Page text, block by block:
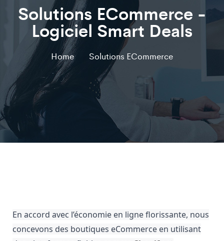
Solutions ECommerce -
Logiciel Smart Deals
Home Solutions ECommerce
En accord avec l’économie en ligne florissante, nous
concevons des boutiques eCommerce en utilisant